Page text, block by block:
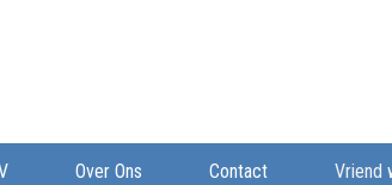
Over Ons Contact Vriend